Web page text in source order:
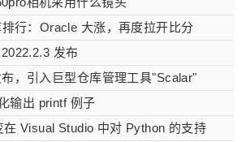
行：Oracle 大涨，再度拉开比分
发布
，引入巨型仓库管理工具"Scalar"
输出 printf 例子
在 Visual Studio 中对 Python 的支持